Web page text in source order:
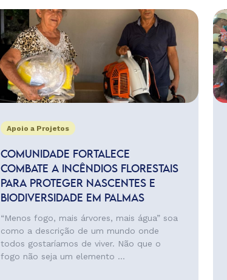
Apoio a Projetos
COMUNIDADE FORTALECE
COMBATE A INCÊNDIOS FLORESTAIS
PARA PROTEGER NASCENTES E
BIODIVERSIDADE EM PALMAS
“Menos fogo, mais árvores, mais água” soa
como a descrição de um mundo onde
todos gostaríamos de viver. Não que o
fogo não seja um elemento ...